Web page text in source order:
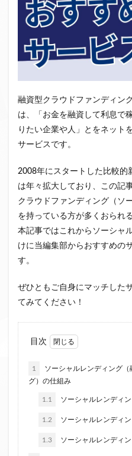
融資型クラウドファンディン
は、「お金を融資して利息で
りたい企業や人」とをネット
サービスです。
2008年にスタートした比較的
は年々拡大しており、この記
クラウドファンディング（ソ
を持っている方が多くおられ
本記事ではこれからソーシャ
けに当編集部からおすすめの
す。
ぜひともご自身にマッチした
てみてください！
目次
1
ソーシャルレンディング
グ）の仕組み
1.1 ソーシャルレンディ
1.2 ソーシャルレンディ
1.3 ソーシャルレンディ
投資家向け 用語解説
クラウドファンディング事業
クラウドファンディング新規
小規模不動産特定共同事業
税金 eKYC 融資
不動産クラウドファンディン
グローシップ・パートナーズ
意識調査 市場調査
CrowdShip
キャンペーン
ファンド型クラウドファンデ
サービス一覧
ファンド募集完了
投資型クラウドファンディン
日本不動産クラウドファンデ